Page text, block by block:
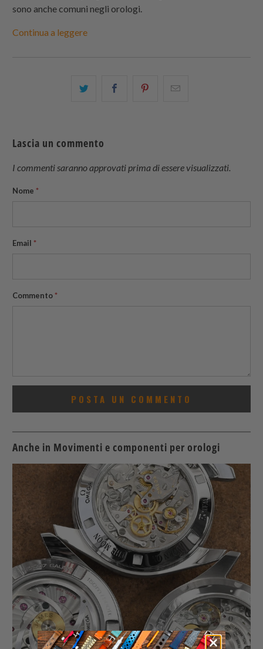
sono anche comuni negli orologi.
Continua a leggere
Condividi Share
Condividi
Lascia un commento
I commenti saranno approvati prima di essere visualizzati.
Nome *
Email *
Commento *
Anche in Movimenti e componenti per orologi